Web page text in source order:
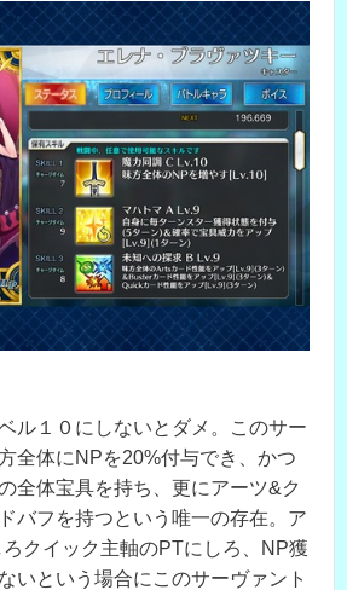
ル１０にしないとダメ。このサー
全体にNPを20%付与でき、かつ
全体宝具を持ち、更にアーツ&ク
バフを持つという唯一の存在。ア
クイック主軸のPTにしろ、NP獲
いという場合にこのサーヴァント